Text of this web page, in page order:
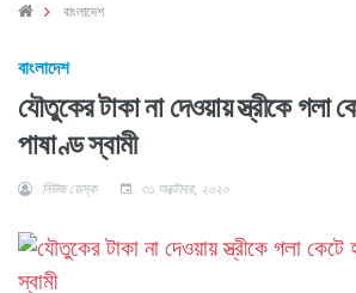
বাংলাদেশ
বাংলাদেশ
যৌতুকের টাকা না দেওয়ায় স্ত্রীকে গলা
পাষাণ্ড স্বামী
নিউজ ডেস্ক ৩১ অক্টোবর, ২০২০